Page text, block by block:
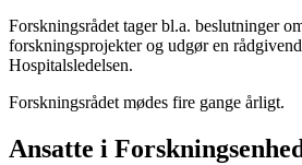
Forskningsrådet tager bl.a. beslutninger
forskningsprojekter og udgør en
Hospitalsledelsen.
Forskningsrådet mødes fire gange årligt.
Ansatte i